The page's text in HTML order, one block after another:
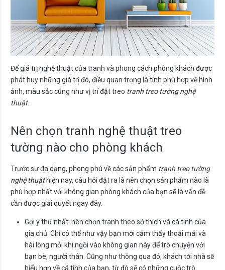
Để giá trị nghệ thuật của tranh và phong cách phòng khách được
phát huy những giá trị đó, điều quan trọng là tính phù hợp về hình
ảnh, màu sắc cũng như vị trí đặt treo tranh treo tường nghệ
thuật.
Nên chọn tranh nghệ thuật treo
tường nào cho phòng khách
Trước sự đa dạng, phong phú về các sản phẩm tranh treo tường
nghệ thuậthiện nay, câu hỏi đặt ra là nên chọn sản phẩm nào là
phù hợp nhất với không gian phòng khách của bạn sẽ là vấn đề
cần được giải quyết ngay đây.
Gợi ý thứ nhất: nên chọn tranh theo sở thích và cá tính của
gia chủ. Chỉ có thể như vậy bạn mới cảm thấy thoải mái và
hài lòng mỗi khi ngồi vào không gian này để trò chuyện với
bạn bè, người thân. Cũng như thông qua đó, khách tới nhà sẽ
hiểu hơn về cá tính của bạn, từ đó sẽ có những cuộc trò